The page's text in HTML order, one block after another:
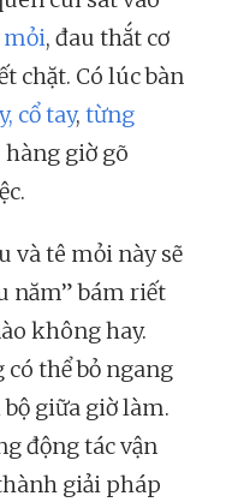
mỏi, đau thắt cơ
chặt. Có lúc bàn
cổ tay, từng
giờ gõ
và tê mỏi này sẽ
năm” bám riết
không hay.
thể bỏ ngang
giữa giờ làm.
động tác vận
giải pháp